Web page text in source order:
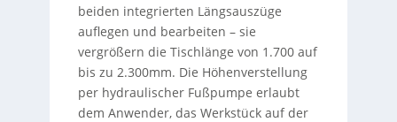
beiden integrierten Längsauszüge
auflegen und bearbeiten – sie
vergrößern die Tischlänge von 1.700 auf
bis zu 2.300mm. Die Höhenverstellung
per hydraulischer Fußpumpe erlaubt
dem Anwender, das Werkstück auf der